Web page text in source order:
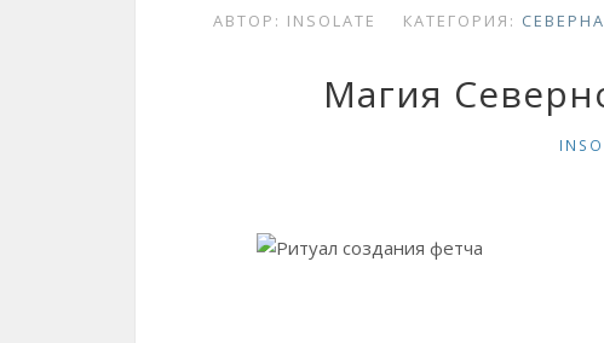
АВТОР: INSOLATE КАТЕГОРИЯ:
Магия